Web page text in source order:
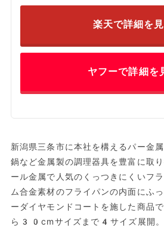
楽天で詳細を
ヤフーで詳細を
新潟県三条市に本社を構えるパー金
鍋など金属製の調理器具を豊富に取
ール金属で人気のくっつきにくいフ
ム合金素材のフライパンの内面にふ
ーダイヤモンドコートを施した商
ら30cmサイズまで4サイズ展開